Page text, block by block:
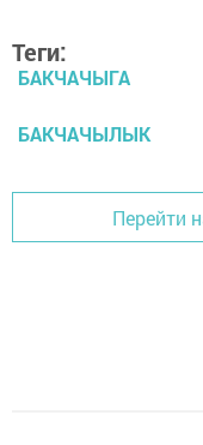
Теги:
БАКЧАЧЫГА
БАКЧАЧЫЛЫК
Перейти